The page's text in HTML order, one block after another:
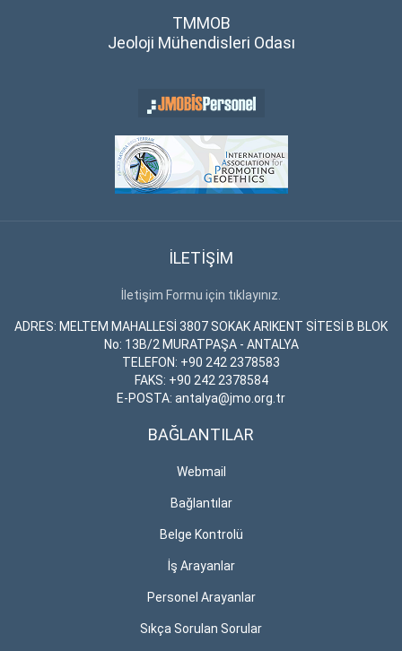
TMMOB
Jeoloji Mühendisleri Odası
İLETİŞİM
İletişim Formu için tıklayınız.
ADRES: MELTEM MAHALLESİ 3807 SOKAK ARIKENT SİTESİ B BLOK
No: 13B/2 MURATPAŞA - ANTALYA
TELEFON: +90 242 2378583
FAKS: +90 242 2378584
E-POSTA: antalya@jmo.org.tr
BAĞLANTILAR
Webmail
Bağlantılar
Belge Kontrolü
İş Arayanlar
Personel Arayanlar
Sıkça Sorulan Sorular